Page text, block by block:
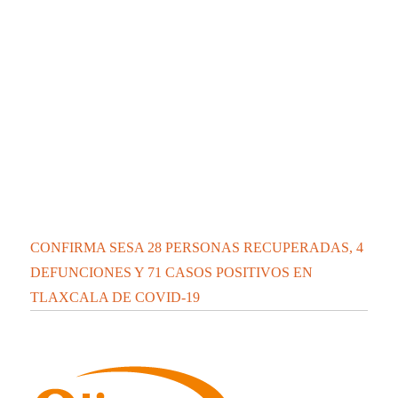
CONFIRMA SESA 28 PERSONAS RECUPERADAS, 4
DEFUNCIONES Y 71 CASOS POSITIVOS EN
TLAXCALA DE COVID-19